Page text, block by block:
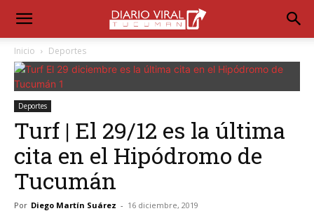
Inicio Deportes
Deportes
Turf | El 29/12 es la última
cita en el Hipódromo de
Tucumán
Por Diego Martín Suárez - 16 diciembre, 2019